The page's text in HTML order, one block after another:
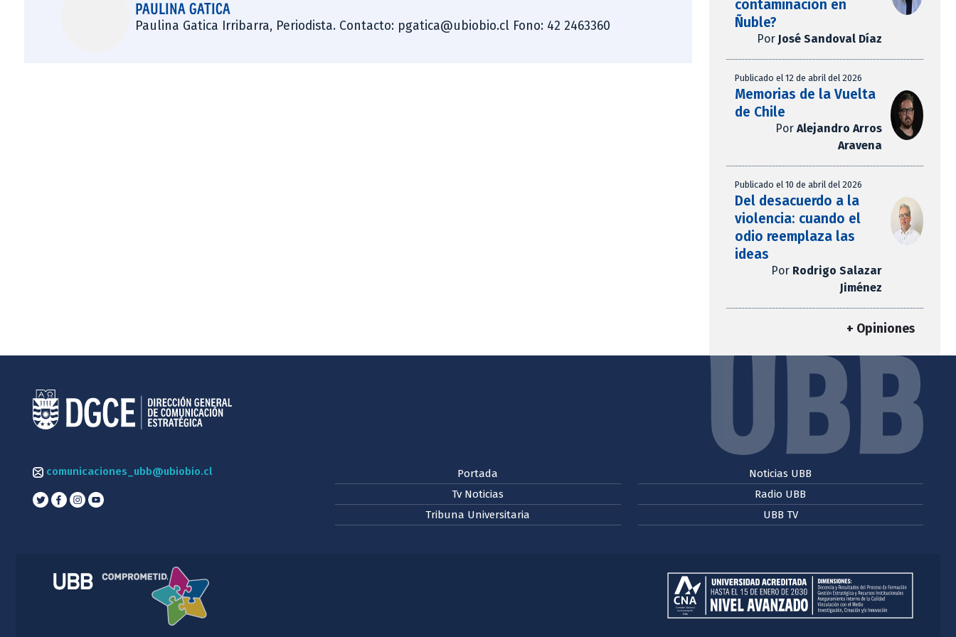
PAULINA GATICA
Paulina Gatica Irribarra, Periodista. Contacto: pgatica@ubiobio.cl Fono: 42 2463360
contaminación en
Ñuble?
Por José Sandoval Díaz
Publicado el 12 de abril del 2026
Memorias de la Vuelta
de Chile
Por Alejandro Arros
Aravena
Publicado el 10 de abril del 2026
Del desacuerdo a la
violencia: cuando el
odio reemplaza las
ideas
Por Rodrigo Salazar
Jiménez
+ Opiniones
comunicaciones_ubb@ubiobio.cl
Portada
Tv Noticias
Tribuna Universitaria
Noticias UBB
Radio UBB
UBB TV